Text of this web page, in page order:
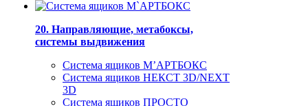
20. Направляющие, метабоксы,
системы выдвижения
Система ящиков М’АРТБОКС
Система ящиков НЕКСТ 3D/NEXT
3D
Система ящиков ПРОСТО